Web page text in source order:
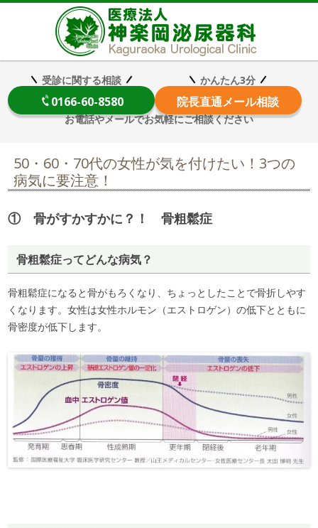
受診に関する相談
0166-60-8580
かんたん3分
院長直通メール相談
お電話やメールでお気軽にご相談ください
50・60・70代の女性が気を付けたい！3つの
病気に要注意！
① 骨がすかすかに？！ 骨粗鬆症
骨粗鬆症ってどんな病気？
骨粗鬆症になると骨がもろくなり、ちょっとしたことで骨折しやす
くなります。女性は女性ホルモン（エストロゲン）の低下とともに
骨密度が低下します。